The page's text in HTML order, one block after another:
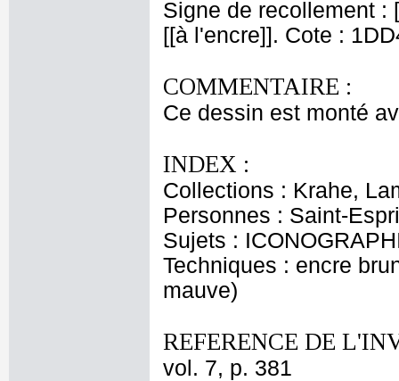
Signe de recollement :
[[à l'encre]]. Cote :
COMMENTAIRE :
Ce dessin est monté
INDEX :
Collections : Krahe,
Personnes : Saint-
Sujets :
Techniques : encre
mauve)
REFERENCE DE
vol. 7, p. 381